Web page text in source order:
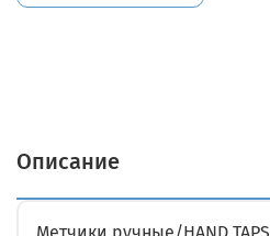
Описание